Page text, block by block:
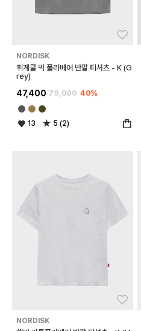
NORDISK
휘게쿨 빅 폴라베어 반팔 티셔츠 - K (G
rey)
47,400 79,000 40%
13 5 (2)
NORDISK